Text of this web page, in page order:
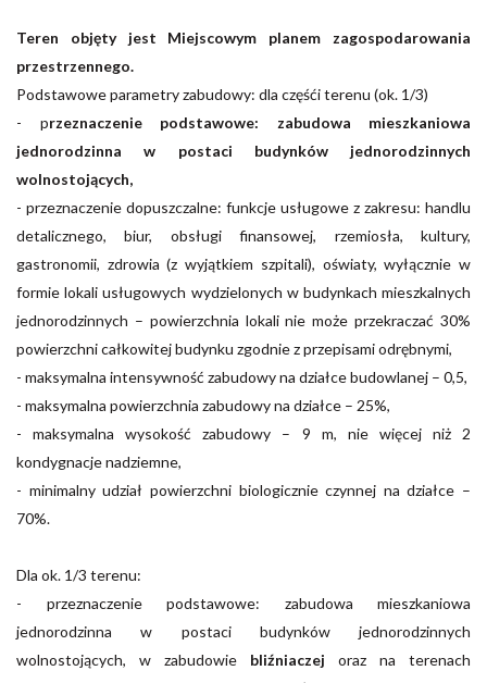
Teren objęty jest Miejscowym planem zagospodarowania
przestrzennego.
Podstawowe parametry zabudowy: dla częśći terenu (ok. 1/3)
- przeznaczenie podstawowe: zabudowa mieszkaniowa
jednorodzinna w postaci budynków jednorodzinnych
wolnostojących,
- przeznaczenie dopuszczalne: funkcje usługowe z zakresu: handlu
detalicznego, biur, obsługi finansowej, rzemiosła, kultury,
gastronomii, zdrowia (z wyjątkiem szpitali), oświaty, wyłącznie w
formie lokali usługowych wydzielonych w budynkach mieszkalnych
jednorodzinnych – powierzchnia lokali nie może przekraczać 30%
powierzchni całkowitej budynku zgodnie z przepisami odrębnymi,
- maksymalna intensywność zabudowy na działce budowlanej – 0,5,
- maksymalna powierzchnia zabudowy na działce – 25%,
- maksymalna wysokość zabudowy – 9 m, nie więcej niż 2
kondygnacje nadziemne,
- minimalny udział powierzchni biologicznie czynnej na działce –
70%.
Dla ok. 1/3 terenu:
- przeznaczenie podstawowe: zabudowa mieszkaniowa
jednorodzinna w postaci budynków jednorodzinnych
wolnostojących, w zabudowie bliźniaczej oraz na terenach